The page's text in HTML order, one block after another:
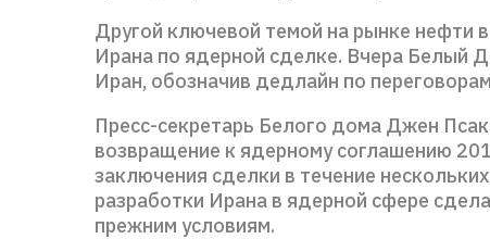
Другой ключевой темой на рынке нефти
Ирана по ядерной сделке. Вчера Белый
Иран, обозначив дедлайн по
Пресс-секретарь Белого дома Джен
возвращение к ядерному соглашению
заключения сделки в течение
разработки Ирана в ядерной сфере
прежним условиям.